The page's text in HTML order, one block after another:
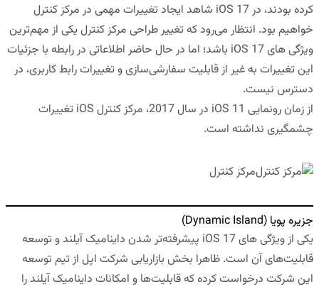
کرده بودند، در iOS 17 شاهد ایجاد تغییرات مهمی در مرکز کنترل
خواهیم بود. انتظار می‌رود که تغییر طراحی مرکز کنترل یکی از مهم‌ترین
ویژگی های iOS 17 باشد؛ اما در حال حاضر اطلاعاتی در رابطه با جزئیات
این تغییرات به غیر از قابلیت سفارشی‌سازی و تغییرات رابط کاربری، در
دسترس نیست.
از زمان رونمایی iOS 11 در سال 2017، مرکز کنترل iOS تغییرات
چشمگیری نداشته است.
مرکز کنترل
جزیره پویا (Dynamic Island)
یکی از ویژگی های iOS 17 پیشرفته‌تر شدن داینامیک آیلند و توسعه
قابلیت‌های آن است. ظاهرا بخش بازاریابی شرکت اپل از تیم توسعه
این شرکت درخواست کرده که قابلیت‌ها و امکانات داینامیک آیلند را